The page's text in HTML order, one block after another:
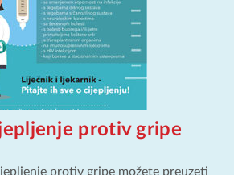
protiv gripe
protiv gripe možete preuzeti